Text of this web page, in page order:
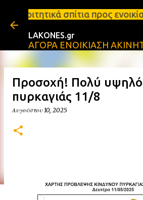
Μετάβαση στο κύριο
σπίτια προς ενοικίαση στη
LAKONES.gr
ΑΓΟΡΑ ΕΝΟΙΚΙΑΣΗ
Προσοχή! Πολύ
πυρκαγιάς 11/8
Αυγούστου 10, 2025